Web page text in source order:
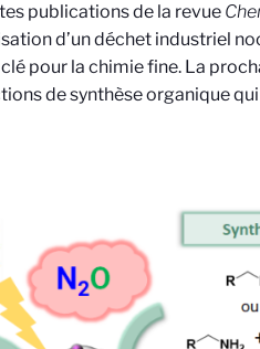
publications de la revue
d’un déchet industriel
pour la chimie fine. La
de synthèse organique